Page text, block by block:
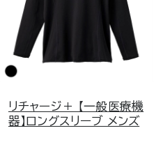
リチャージ＋ 【一般医療機
器】ロングスリーブ メンズ